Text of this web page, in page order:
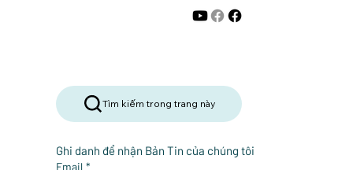
Tìm kiếm trong trang này
Ghi danh để nhận Bản Tin của chúng tôi
Email *